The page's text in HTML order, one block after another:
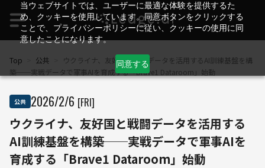
当ウェブサイトでは、ユーザーに最適な体験を提供するた
め、クッキーを使用しています。同意ボタンをクリックする
ことで、プライバシーポリシーに従い、クッキーの使用に同
意したことになります。
同意する
Top 公共
ウクライナ、友好国と戦闘データを活用するAI訓練基盤を構
築──実戦データで軍事AIを育成する「Brave1 Dataroom」始動
公共 2026/2/6 [FRI]
ウクライナ、友好国と戦闘データを活用する
AI訓練基盤を構築──実戦データで軍事AIを
育成する「Brave1 Dataroom」始動